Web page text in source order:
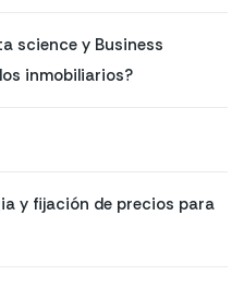
science y Business
inmobiliarios?
y fijación de precios para